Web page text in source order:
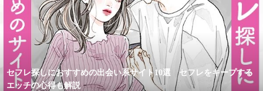
セフレ探しにおすすめの出会い系サイト10選 セフレをキープする
エッチの心得も解説